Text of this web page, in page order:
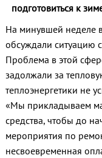
подготовиться к
На минувшей неделе
обсуждали ситуацию
Проблема в этой
задолжали за
теплоэнергетики не
«Мы прикладываем
средства, чтобы до
мероприятия по
несвоевременная